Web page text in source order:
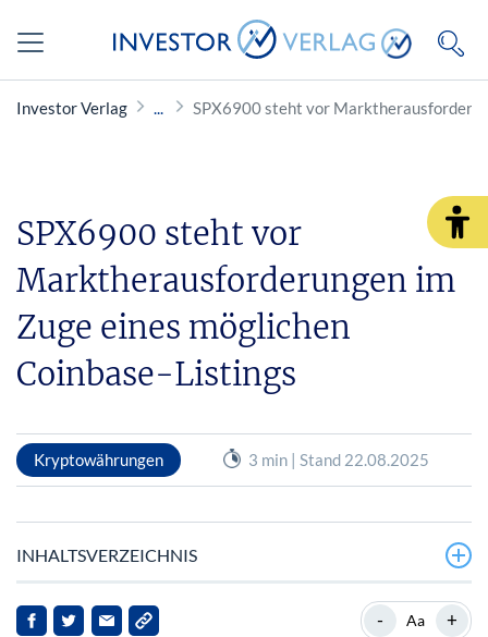
Investor Verlag SPX6900 steht vor
SPX6900 steht vor
Marktherausforderungen im
Zuge eines möglichen
Coinbase-Listings
Kryptowährungen 3 min | Stand 22.08.2025
INHALTSVERZEICHNIS
Aktuelle Marktbewegungen
- Aa +